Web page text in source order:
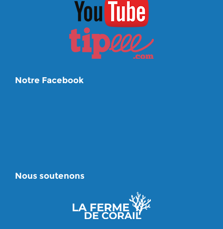
Notre Facebook
Nous soutenons